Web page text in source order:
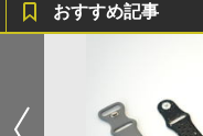
おすすめ記事